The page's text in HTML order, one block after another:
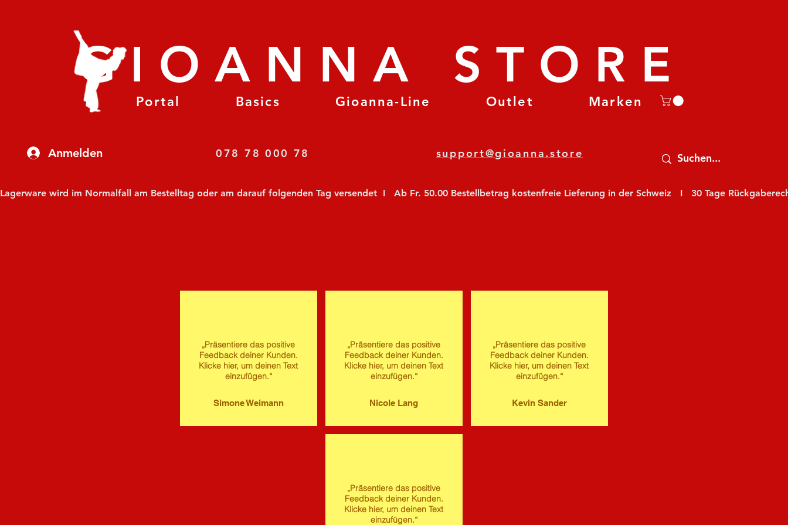
Anmelden
Portal Basics Gioanna-Line Outlet Marken
GIOANNA STORE
078 78 000 78 support@gioanna.store
Lagerware wird im Normalfall am Bestelltag oder am darauf folgenden Tag versendet  I   Ab Fr. 50.00 Bestellbetrag kostenfreie Lieferung in der Schweiz   I   30 Tage
„Präsentiere das positive
Feedback deiner Kunden.
Klicke hier, um deinen Text
einzufügen.“
Simone Weimann
„Präsentiere das positive
Feedback deiner Kunden.
Klicke hier, um deinen Text
einzufügen.“
Nicole Lang
„Präsentiere das positive
Feedback deiner Kunden.
Klicke hier, um deinen Text
einzufügen.“
Kevin Sander
„Präsentiere das positive
Feedback deiner Kunden.
Klicke hier, um deinen Text
einzufügen.“